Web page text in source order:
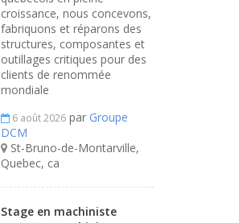
croissance, nous concevons,
fabriquons et réparons des
structures, composantes et
outillages critiques pour des
clients de renommée
mondiale
6 août 2026 par Groupe
DCM
St-Bruno-de-Montarville,
Quebec, ca
Stage en machiniste